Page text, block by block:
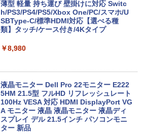
￥4,620
【8/05.8/10限定！お買い物マラソン×5の
en 3 (第14世代Intel N100/ メモリ4GB/ e
MMC64GB/ 無線LAN/フルHD1920*108
0/ 5G Softbank/ Webカメラ)【送料無
料】
￥12,199
薄型 軽量 持ち運び 壁掛けに対応 Switc
h/PS3/PS4/PS5/Xbox One/PC/スマホ/U
SBType-C/標準HDMI対応【選べる種
類】タッチ/ケース付き/4Kタイプ
￥8,980
液晶モニター Dell Pro 22モニター E222
5HM 21.5型 フルHD リフレッシュレート
100Hz VESA 対応 HDMI DisplayPort VG
A モニター 液晶 液晶モニター 液晶ディ
スプレイ デル 21.5インチ パソコンモニ
ター 新品